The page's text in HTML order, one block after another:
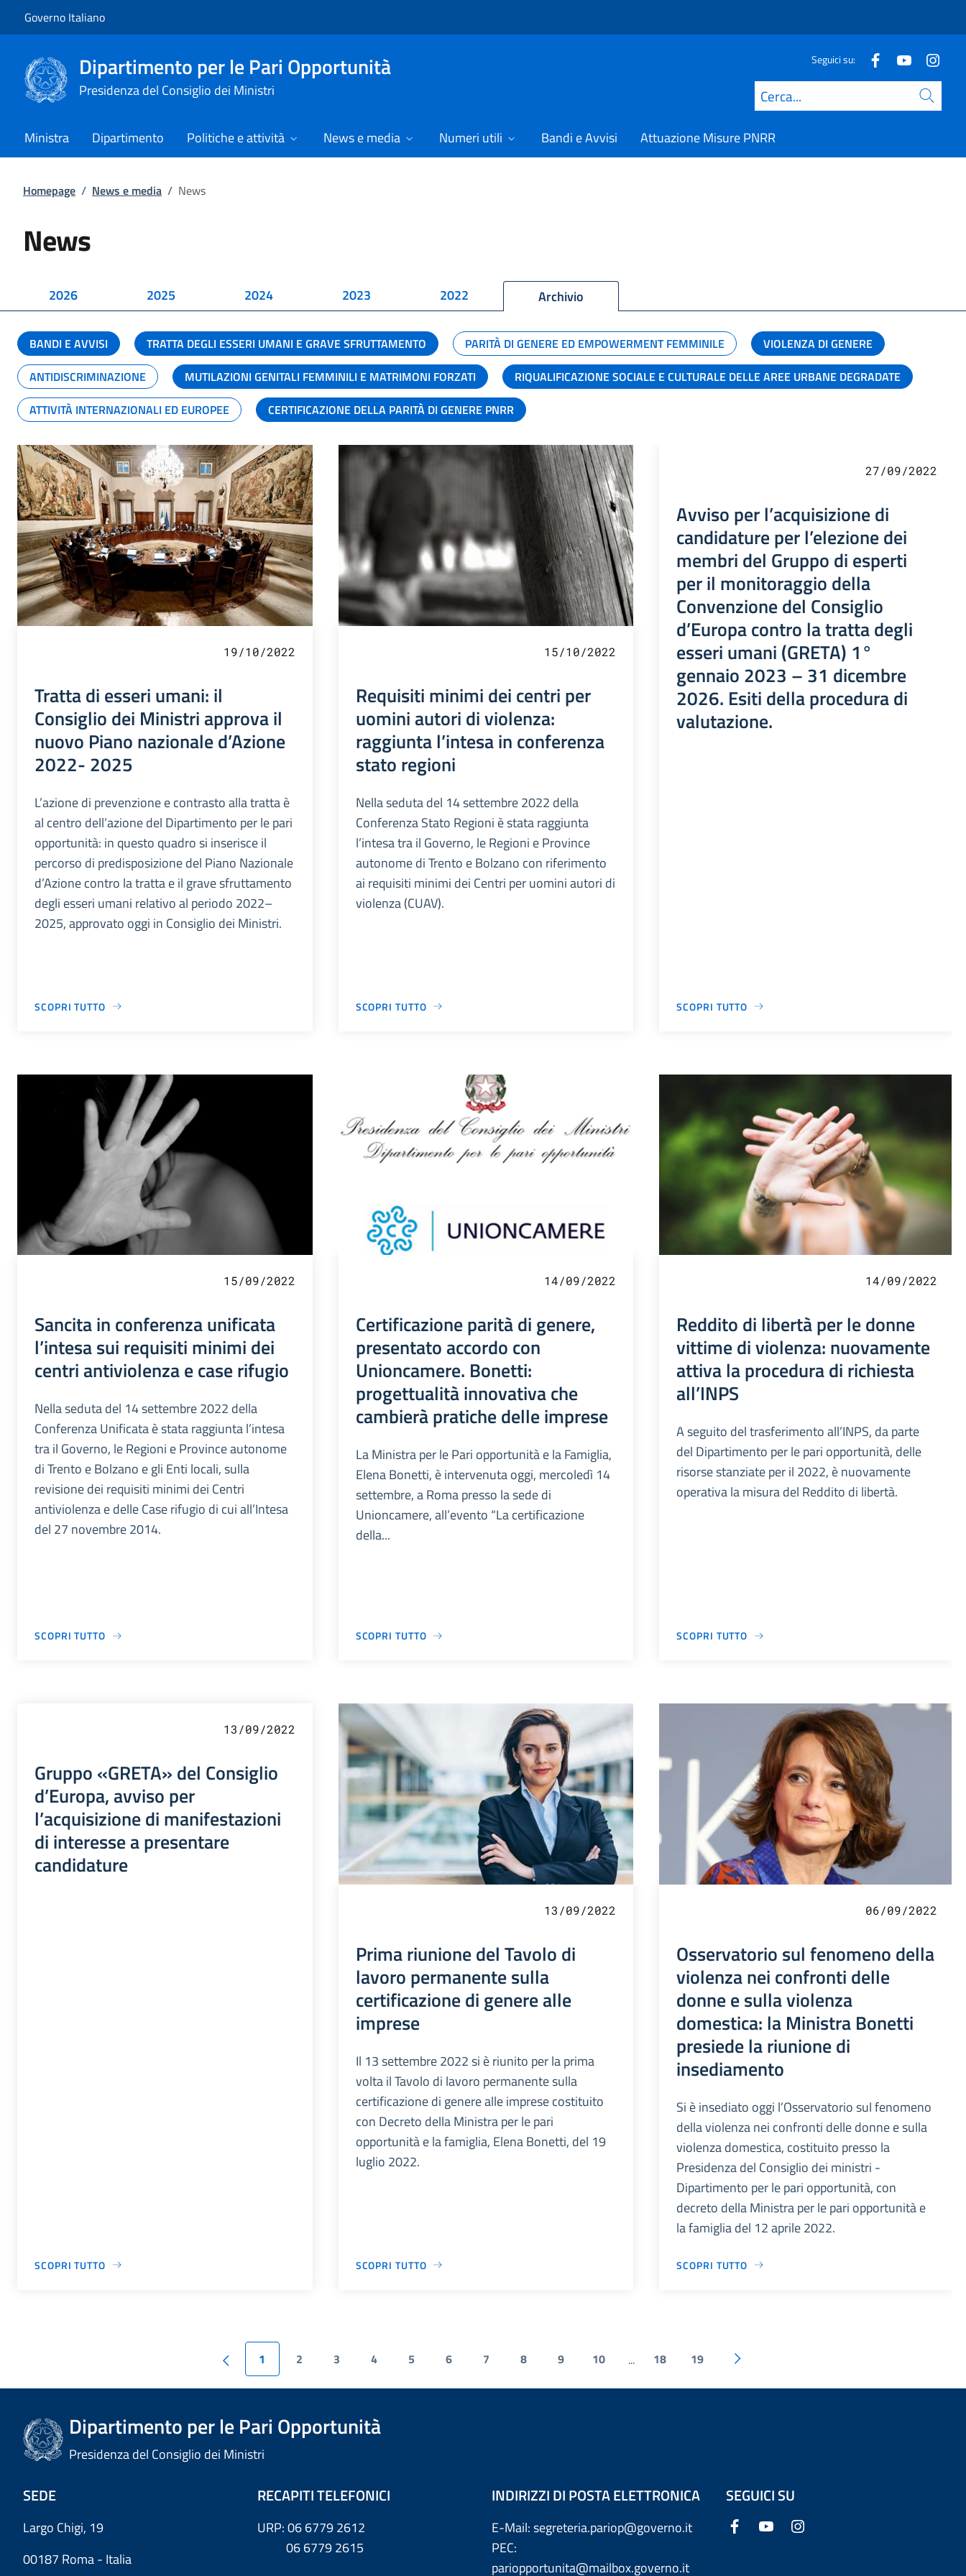
Governo Italiano
Dipartimento per le Pari Opportunità
Presidenza del Consiglio dei Ministri
Seguici su:
Cerca
Ministra Dipartimento Politiche e attività News e media Numeri utili Bandi e Avvisi Attuazione Misure PNRR
Homepage / News e media / News
News
2026 2025 2024 2023 2022 Archivio
BANDI E AVVISI TRATTA DEGLI ESSERI UMANI E GRAVE SFRUTTAMENTO PARITÀ DI GENERE ED EMPOWERMENT FEMMINILE
VIOLENZA DI GENERE
ANTIDISCRIMINAZIONE
MUTILAZIONI GENITALI FEMMINILI E MATRIMONI FORZATI
RIQUALIFICAZIONE SOCIALE E CULTURALE DELLE AREE URBANE DEGRADATE
ATTIVITÀ INTERNAZIONALI ED EUROPEE
CERTIFICAZIONE DELLA PARITÀ DI GENERE PNRR
19/10/2022
Tratta di esseri umani: il
Consiglio dei Ministri approva il
nuovo Piano nazionale d’Azione
2022- 2025
L’azione di prevenzione e contrasto alla tratta è
al centro dell’azione del Dipartimento per le pari
opportunità: in questo quadro si inserisce il
percorso di predisposizione del Piano Nazionale
d’Azione contro la tratta e il grave sfruttamento
degli esseri umani relativo al periodo 2022–
2025, approvato oggi in Consiglio dei Ministri.
SCOPRI TUTTO
15/10/2022
Requisiti minimi dei centri per
uomini autori di violenza:
raggiunta l’intesa in conferenza
stato regioni
Nella seduta del 14 settembre 2022 della
Conferenza Stato Regioni è stata raggiunta
l’intesa tra il Governo, le Regioni e Province
autonome di Trento e Bolzano con riferimento
ai requisiti minimi dei Centri per uomini autori di
violenza (CUAV).
SCOPRI TUTTO
27/09/2022
Avviso per l’acquisizione di
candidature per l’elezione dei
membri del Gruppo di esperti
per il monitoraggio della
Convenzione del Consiglio
d’Europa contro la tratta degli
esseri umani (GRETA) 1°
gennaio 2023 – 31 dicembre
2026. Esiti della procedura di
valutazione.
SCOPRI TUTTO
15/09/2022
Sancita in conferenza unificata
l’intesa sui requisiti minimi dei
centri antiviolenza e case rifugio
Nella seduta del 14 settembre 2022 della
Conferenza Unificata è stata raggiunta l’intesa
tra il Governo, le Regioni e Province autonome
di Trento e Bolzano e gli Enti locali, sulla
revisione dei requisiti minimi dei Centri
antiviolenza e delle Case rifugio di cui all’Intesa
del 27 novembre 2014.
SCOPRI TUTTO
14/09/2022
Certificazione parità di genere,
presentato accordo con
Unioncamere. Bonetti:
progettualità innovativa che
cambierà pratiche delle imprese
La Ministra per le Pari opportunità e la Famiglia,
Elena Bonetti, è intervenuta oggi, mercoledì 14
settembre, a Roma presso la sede di
Unioncamere, all’evento “La certificazione
della...
SCOPRI TUTTO
14/09/2022
Reddito di libertà per le donne
vittime di violenza: nuovamente
attiva la procedura di richiesta
all’INPS
A seguito del trasferimento all’INPS, da parte
del Dipartimento per le pari opportunità, delle
risorse stanziate per il 2022, è nuovamente
operativa la misura del Reddito di libertà.
SCOPRI TUTTO
13/09/2022
Gruppo «GRETA» del Consiglio
d’Europa, avviso per
l’acquisizione di manifestazioni
di interesse a presentare
candidature
SCOPRI TUTTO
13/09/2022
Prima riunione del Tavolo di
lavoro permanente sulla
certificazione di genere alle
imprese
Il 13 settembre 2022 si è riunito per la prima
volta il Tavolo di lavoro permanente sulla
certificazione di genere alle imprese costituito
con Decreto della Ministra per le pari
opportunità e la famiglia, Elena Bonetti, del 19
luglio 2022.
SCOPRI TUTTO
06/09/2022
Osservatorio sul fenomeno della
violenza nei confronti delle
donne e sulla violenza
domestica: la Ministra Bonetti
presiede la riunione di
insediamento
Si è insediato oggi l’Osservatorio sul fenomeno
della violenza nei confronti delle donne e sulla
violenza domestica, costituito presso la
Presidenza del Consiglio dei ministri -
Dipartimento per le pari opportunità, con
decreto della Ministra per le pari opportunità e
la famiglia del 12 aprile 2022.
SCOPRI TUTTO
1 2 3 4 5 6 7 8 9 10 ... 18 19
Dipartimento per le Pari Opportunità
Presidenza del Consiglio dei Ministri
SEDE
Largo Chigi, 19
00187 Roma - Italia
RECAPITI TELEFONICI
URP: 06 6779 2612
06 6779 2615
INDIRIZZI DI POSTA ELETTRONICA
E-Mail: segreteria.pariop@governo.it
PEC:
pariopportunita@mailbox.governo.it
SEGUICI SU